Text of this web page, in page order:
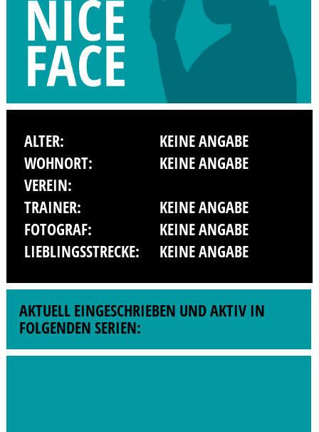
ALTER:
KEINE ANGABE
WOHNORT:
KEINE ANGABE
VEREIN:
TRAINER:
KEINE ANGABE
FOTOGRAF:
KEINE ANGABE
LIEBLINGSSTRECKE:
KEINE ANGABE
AKTUELL EINGESCHRIEBEN UND AKTIV IN
FOLGENDEN SERIEN: